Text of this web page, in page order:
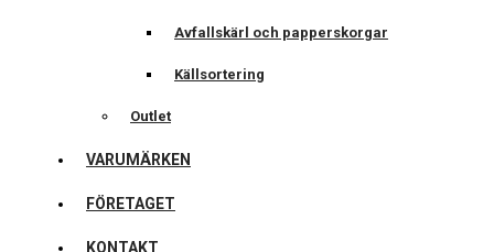
Avfallskärl och papperskorgar
Källsortering
Outlet
VARUMÄRKEN
FÖRETAGET
KONTAKT